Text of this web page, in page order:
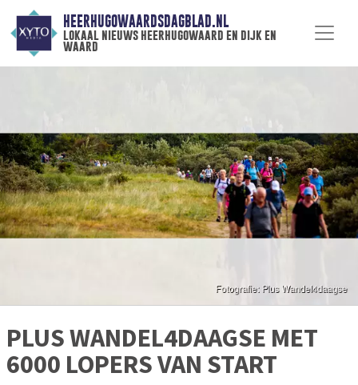
HEERHUGOWAARDSDAGBLAD.NL
lokaal nieuws heerhugowaard en dijk en
waard
PLUS WANDEL4DAAGSE MET
6000 LOPERS VAN START